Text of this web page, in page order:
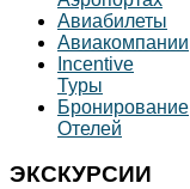
Авиабилеты
Авиакомпании
Incentive
Туры
Бронирование
Отелей
ЭКСКУРСИИ